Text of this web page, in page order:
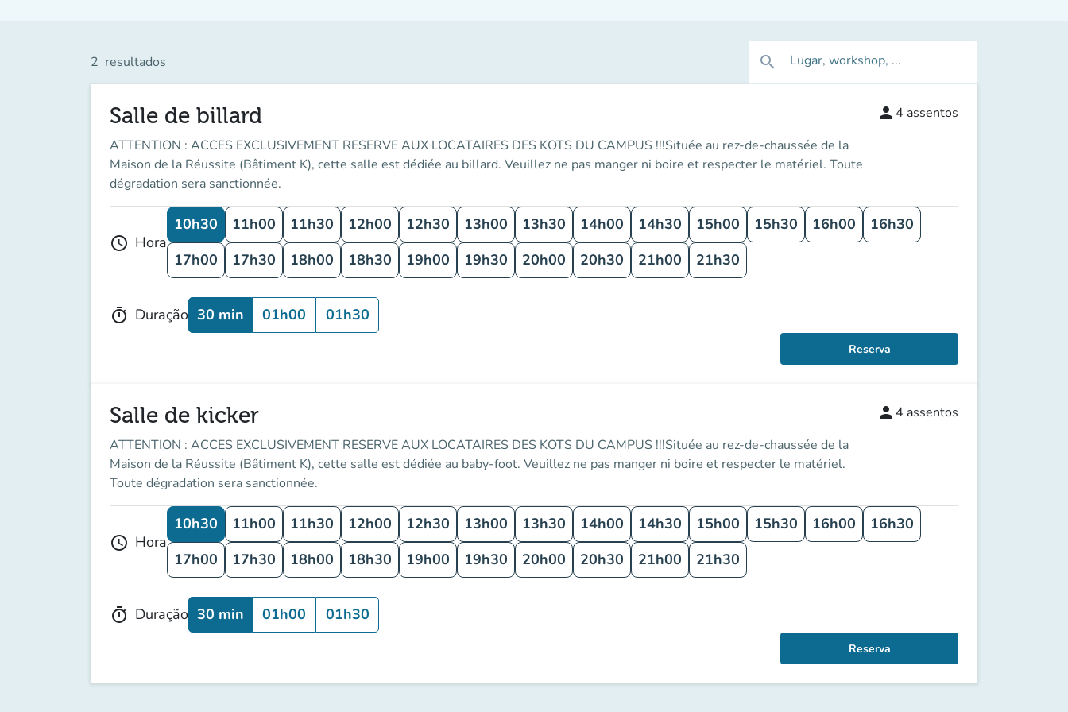
2 resultados search Lugar, workshop, ...
Salle de billard
ATTENTION : ACCES EXCLUSIVEMENT RESERVE AUX LOCATAIRES DES KOTS DU CAMPUS !!!Située au rez-de-chaussée de la
Maison de la Réussite (Bâtiment K), cette salle est dédiée au billard. Veuillez ne pas manger ni boire et respecter le matériel. Toute
dégradation sera sanctionnée.
person 4 assentos
schedule Hora
10h30 11h00 11h30 12h00 12h30 13h00 13h30 14h00 14h30 15h00 15h30 16h00
16h30
17h00
17h30 18h00 18h30 19h00 19h30 20h00 20h30 21h00 21h30
timer Duração 30 min 01h00 01h30
Reserva
Salle de kicker
ATTENTION : ACCES EXCLUSIVEMENT RESERVE AUX LOCATAIRES DES KOTS DU CAMPUS !!!Située au rez-de-chaussée de la
Maison de la Réussite (Bâtiment K), cette salle est dédiée au baby-foot. Veuillez ne pas manger ni boire et respecter le matériel.
Toute dégradation sera sanctionnée.
person 4 assentos
schedule Hora
10h30 11h00 11h30 12h00 12h30 13h00 13h30 14h00 14h30 15h00 15h30 16h00
16h30
17h00
17h30 18h00 18h30 19h00 19h30 20h00 20h30 21h00 21h30
timer Duração 30 min 01h00 01h30
Reserva